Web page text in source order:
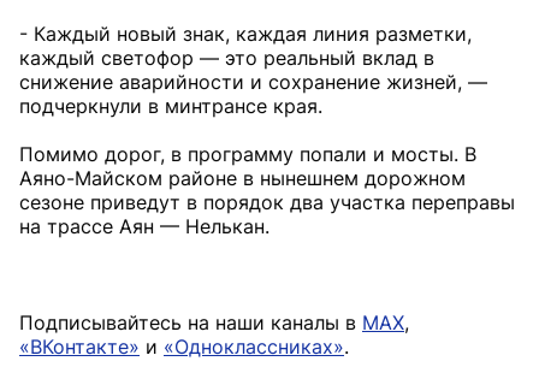
- Каждый новый знак, каждая линия разметки,
каждый светофор — это реальный вклад в
снижение аварийности и сохранение жизней, —
подчеркнули в минтрансе края.
Помимо дорог, в программу попали и мосты. В
Аяно-Майском районе в нынешнем дорожном
сезоне приведут в порядок два участка переправы
на трассе Аян — Нелькан.
Подписывайтесь на наши каналы в MAX,
«ВКонтакте» и «Одноклассниках».